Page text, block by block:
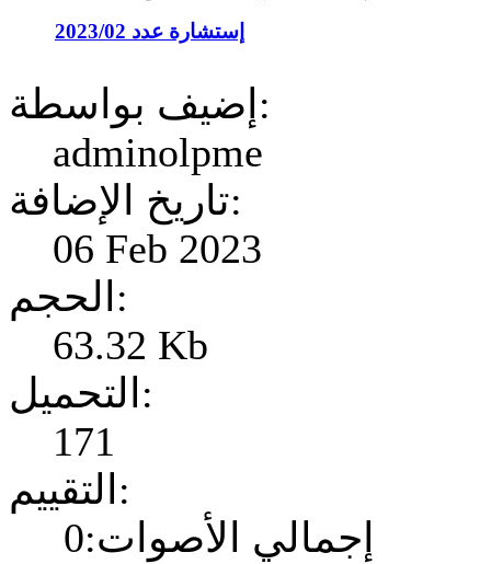
إستشارة عدد 2023/02
إضيف بواسطة:
adminolpme
تاريخ الإضافة:
06 Feb 2023
الحجم:
63.32 Kb
التحميل:
171
التقييم:
إجمالي الأصوات:0